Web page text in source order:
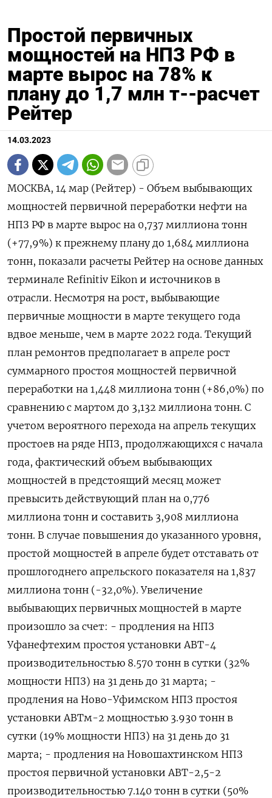
Простой первичных
мощностей на НПЗ РФ в
марте вырос на 78% к
плану до 1,7 млн т--расчет
Рейтер
14.03.2023
МОСКВА, 14 мар (Рейтер) - Объем выбывающих
мощностей первичной переработки нефти на
НПЗ РФ в марте вырос на 0,737 миллиона тонн
(+77,9%) к прежнему плану до 1,684 миллиона
тонн, показали расчеты Рейтер на основе данных
терминале Refinitiv Eikon и источников в
отрасли. Несмотря на рост, выбывающие
первичные мощности в марте текущего года
вдвое меньше, чем в марте 2022 года. Текущий
план ремонтов предполагает в апреле рост
суммарного простоя мощностей первичной
переработки на 1,448 миллиона тонн (+86,0%) по
сравнению с мартом до 3,132 миллиона тонн. С
учетом вероятного перехода на апрель текущих
простоев на ряде НПЗ, продолжающихся с начала
года, фактический объем выбывающих
мощностей в предстоящий месяц может
превысить действующий план на 0,776
миллиона тонн и составить 3,908 миллиона
тонн. В случае повышения до указанного уровня,
простой мощностей в апреле будет отставать от
прошлогоднего апрельского показателя на 1,837
миллиона тонн (-32,0%). Увеличение
выбывающих первичных мощностей в марте
произошло за счет: - продления на НПЗ
Уфанефтехим простоя установки АВТ-4
производительностью 8.570 тонн в сутки (32%
мощности НПЗ) на 31 день до 31 марта; -
продления на Ново-Уфимском НПЗ простоя
установки АВТм-2 мощностью 3.930 тонн в
сутки (19% мощности НПЗ) на 31 день до 31
марта; - продления на Новошахтинском НПЗ
простоя первичной установки АВТ-2,5-2
производительностью 7.140 тонн в сутки (50%